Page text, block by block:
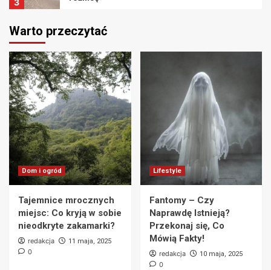
3
4
Lifestyle
ciepła
5
Lifestyle
Przebudowa mieszkania – co warto
wiedzieć? Kluczowe wskazówki i porady
Lifestyle
Sposoby na zmęczenie – Jak odzyskać
Lifestyle
Jak zrobić naturalny kosmetyk w domu – 10
prostych kroków do pielęgnacji bez chemii
Warto przeczytać
Dom i ogród
Tajemnice mrocznych
miejsc: Co kryją w sobie
nieodkryte zakamarki?
redakcja 11 maja, 2025
0
Lifestyle
Fantomy – Czy
Naprawdę Istnieją?
Przekonaj się, Co
Mówią Fakty!
redakcja 10 maja, 2025
0